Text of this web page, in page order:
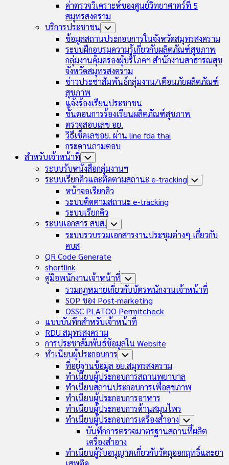
ค่าตรวจวิเคราะห์ของศูนย์วิทยาศาตร์ที่ 5
สมุทรสงคราม
บริการประชาชน Toggle
Child
Menu
ข้อมูลสถานประกอบการในจังหวัดสมุทรสงคราม
ระบบฝึกอบรมความรู้เกี่ยวกับผลิตภัณฑ์สุขภาพ
กลุ่มงานคุ้มครองผู้บริโภคฯ สำนักงานสาธารณสุข
จังหวัดสมุทรสงคราม
ข่าวประชาสัมพันธ์กลุ่มงาน/เตือนภัยผลิตภัณฑ์
สุขภาพ
แจ้งร้องเรียนประชาชน
ขั้นตอนการร้องเรียนผลิตภัณฑ์สุขภาพ
ตรวจสอบเลข อย.
วิธีเช็คเลขอย. ผ่าน line fda thai
กระดานถามตอบ
สำหรับเจ้าหน้าที่ Toggle
Child
Menu
ระบบรับหนังสือกลุ่มงานฯ
ระบบเรียกคิวและติดตามสถานะ e-tracking Toggle
หน้าจอเรียกคิว
ระบบติดตามสถานะ e-tracking
ระบบเรียกคิว
ระบบเอกสาร สบส. Toggle
Child
Menu
ระบบรวบรวมเอกสารงานประชุมต่างๆ เกี่ยวกับ
คบส
QR Code Generate
shortlink
คู่มือพนักงานเจ้าหน้าที่ Toggle
Child
Menu
รวมกฏหมายเกี่ยวกับบัตรพนักงานเจ้าหน้าที่
SOP ของ Post-marketing
OSSC PLATOO Permitcheck
แบบบันทึกสำหรับเจ้าหน้าที่
RDU สมุทรสงคราม
การประชาสัมพันธ์ข้อมูลใน Website
ทำเนียบผู้ประกอบการ Toggle
Child
Menu
ที่อยู่ฐานข้อมูล อย.สมุทรสงคราม
ทำเนียบผู้ประกอบการสถานพยาบาล
ทำเนียบสถานประกอบการเพื่อสุขภาพ
ทำเนียบผู้ประกอบการอาหาร
ทำเนียบผู้ประกอบการด้านสมุนไพร
ทำเนียบผู้ประกอบการเครื่องสำอาง Toggle
Child
Menu
บันทึกการตรวจมาตรฐานสถานที่ผลิต
เครื่องสำอาง
ทำเนียบผู้รับอนุญาตเกี่ยวกับวัตถุออกฤทธิ์และยา